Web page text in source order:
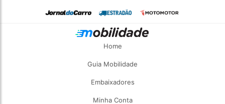
Home
Guia Mobilidade
Embaixadores
Minha Conta